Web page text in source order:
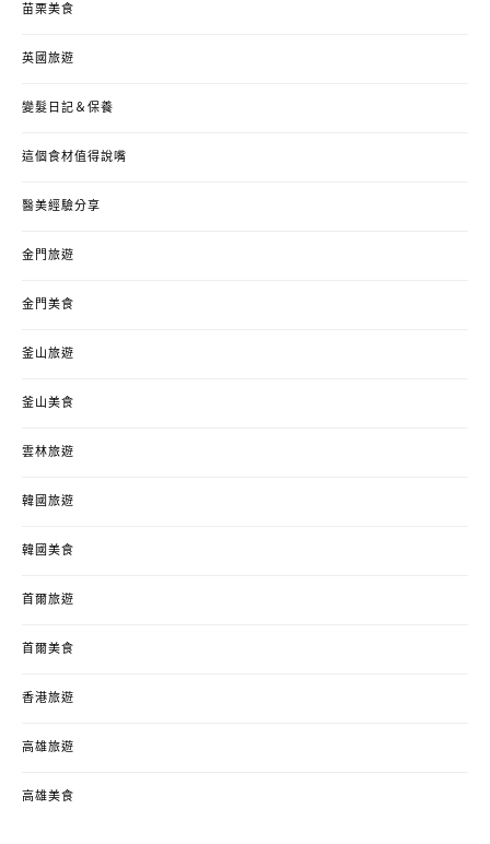
苗栗美食
英國旅遊
變髮日記＆保養
這個食材值得說嘴
醫美經驗分享
金門旅遊
金門美食
釜山旅遊
釜山美食
雲林旅遊
韓國旅遊
韓國美食
首爾旅遊
首爾美食
香港旅遊
高雄旅遊
高雄美食